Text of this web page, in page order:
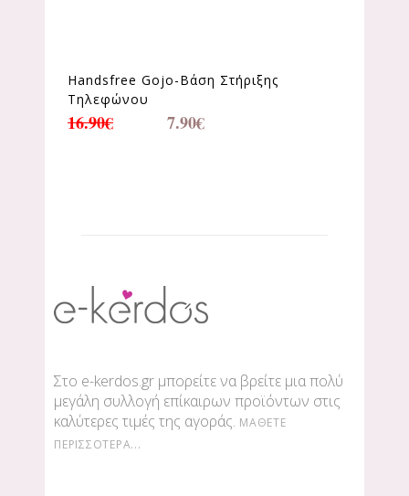
Handsfree Gojo-Βάση Στήριξης
Τηλεφώνου
16.90€ 7.90€
Στο e-kerdos.gr μπορείτε να βρείτε μια πολύ
μεγάλη συλλογή επίκαιρων προϊόντων στις
καλύτερες τιμές της αγοράς. ΜΆΘΕΤΕ
ΠΕΡΙΣΣΌΤΕΡΑ...